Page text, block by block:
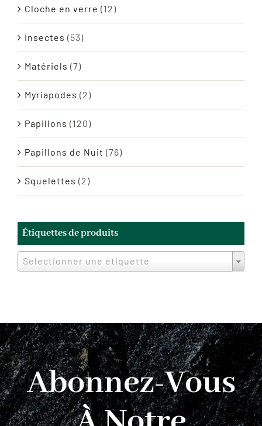
Cloche en verre (12)
Insectes (53)
Matériels (7)
Myriapodes (2)
Papillons (120)
Papillons de Nuit (76)
Squelettes (2)
Étiquettes de produits
Selectionner une étiquette
Abonnez-Vous